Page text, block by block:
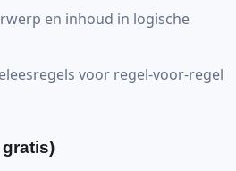
en inhoud in logische
voor regel-voor-regel